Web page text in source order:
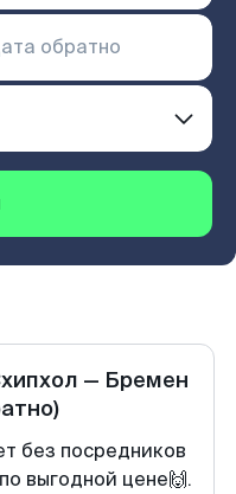
— Бремен
без посредников
выгодной цене🙌.